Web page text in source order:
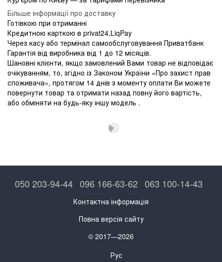
Більше інформації про доставку
Готівкою при отриманні
Кредитною карткою в privat24,LiqPay
Через касу або термінал самообслуговування Приватбанк
Гарантія від виробника від 1 до 12 місяців.
Шановні клієнти, якщо замовлений Вами товар не відповідає
очікуванням, то, згідно із Законом України «Про захист прав
споживача», протягом 14 днів з моменту оплати Ви можете
повернути товар та отримати назад повну його вартість,
або обміняти на будь-яку іншу модель .
050 203-94-44 096 166-63-62 063 100-14-43
Контактна інформація
Повна версія сайту
© 2017—2026
Рус